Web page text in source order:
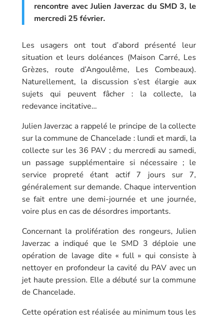
rencontre avec Julien Javerzac du SMD 3, le
mercredi 25 février.
Les usagers ont tout d’abord présenté leur
situation et leurs doléances (Maison Carré, Les
Grèzes, route d’Angoulême, Les Combeaux).
Naturellement, la discussion s’est élargie aux
sujets qui peuvent fâcher : la collecte, la
redevance incitative…
Julien Javerzac a rappelé le principe de la collecte
sur la commune de Chancelade : lundi et mardi, la
collecte sur les 36 PAV ; du mercredi au samedi,
un passage supplémentaire si nécessaire ; le
service propreté étant actif 7 jours sur 7,
généralement sur demande. Chaque intervention
se fait entre une demi-journée et une journée,
voire plus en cas de désordres importants.
Concernant la prolifération des rongeurs, Julien
Javerzac a indiqué que le SMD 3 déploie une
opération de lavage dite « full » qui consiste à
nettoyer en profondeur la cavité du PAV avec un
jet haute pression. Elle a débuté sur la commune
de Chancelade.
Cette opération est réalisée au minimum tous les